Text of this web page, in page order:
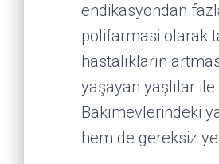
endikasyondan
polifarmasi olarak
hastalıkların
yaşayan yaşlılar
Bakımevlerindeki
hem de gereksiz